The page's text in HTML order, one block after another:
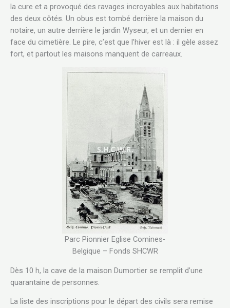
la cure et a provoqué des ravages incroyables aux habitations
des deux côtés. Un obus est tombé derrière la maison du
notaire, un autre derrière le jardin Wyseur, et un dernier en
face du cimetière. Le pire, c’est que l’hiver est là : il gèle assez
fort, et partout les maisons manquent de carreaux.
Parc Pionnier Eglise Comines-
Belgique – Fonds SHCWR
Dès 10 h, la cave de la maison Dumortier se remplit d’une
quarantaine de personnes.
La liste des inscriptions pour le départ des civils sera remise